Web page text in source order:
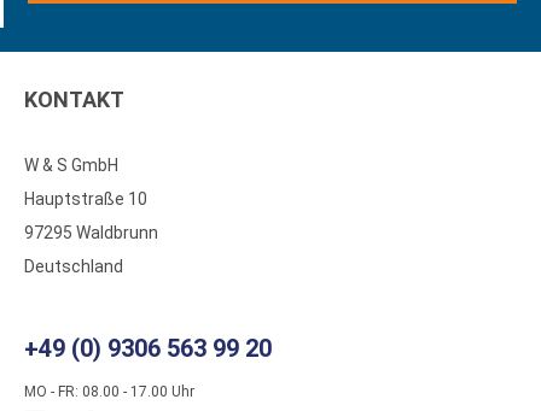
KONTAKT
W & S GmbH
Hauptstraße 10
97295 Waldbrunn
Deutschland
+49 (0) 9306 563 99 20
MO - FR: 08.00 - 17.00 Uhr